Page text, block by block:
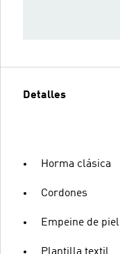
Detalles
Horma clásica
Cordones
Empeine de piel